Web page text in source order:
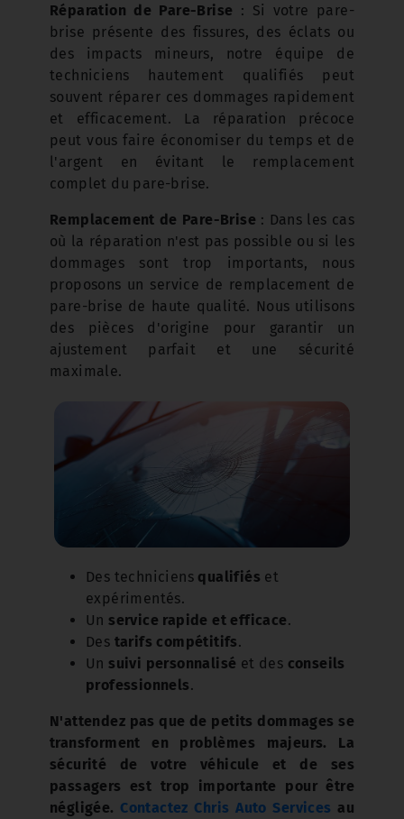
Réparation de Pare-Brise : Si votre pare-
brise présente des fissures, des éclats ou
des impacts mineurs, notre équipe de
techniciens hautement qualifiés peut
souvent réparer ces dommages rapidement
et efficacement. La réparation précoce
peut vous faire économiser du temps et de
l'argent en évitant le remplacement
complet du pare-brise.
Remplacement de Pare-Brise : Dans les cas
où la réparation n'est pas possible ou si les
dommages sont trop importants, nous
proposons un service de remplacement de
pare-brise de haute qualité. Nous utilisons
des pièces d'origine pour garantir un
ajustement parfait et une sécurité
maximale.
Des techniciens qualifiés et
expérimentés.
Un service rapide et efficace.
Des tarifs compétitifs.
Unsuivi personnalisé et des conseils
professionnels.
N'attendez pas que de petits dommages se
transforment en problèmes majeurs. La
sécurité de votre véhicule et de ses
passagers est trop importante pour être
négligée. Contactez Chris Auto Services au